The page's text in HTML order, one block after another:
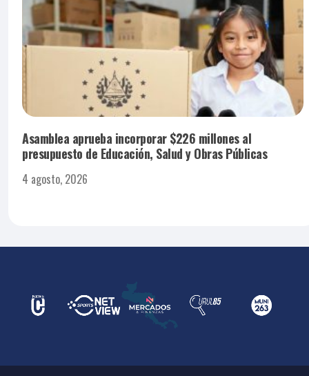
Asamblea aprueba incorporar $226 millones al
presupuesto de Educación, Salud y Obras Públicas
4 agosto, 2026